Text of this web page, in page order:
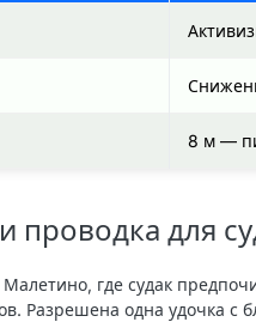
8 м —
проводка для
где судак
Разрешена одна удочка с